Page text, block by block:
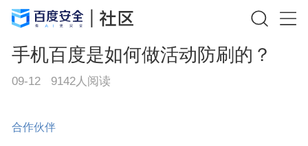
手机百度是如何做活动防刷的？
09-12 9142人阅读
合作伙伴